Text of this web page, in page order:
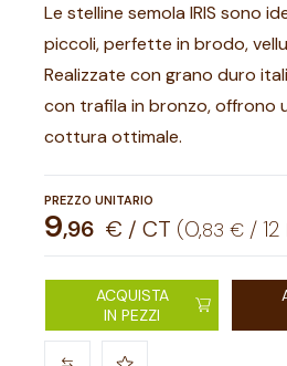
Le stelline semola IRIS sono
piccoli, perfette in brodo,
Realizzate con grano duro
con trafila in bronzo, offrono
cottura ottimale.
PREZZO UNITARIO
9,96 € / CT (0,83 € /12
ACQUISTA
IN PEZZI